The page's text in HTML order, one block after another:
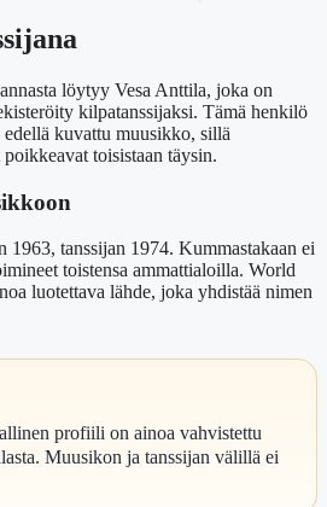
löytyy Vesa Anttila, joka on
kilpatanssijaksi. Tämä henkilö
kuvattu muusikko, sillä
toisistaan täysin.
tanssijan 1974. Kummastakaan ei
toistensa ammattialoilla. World
luotettava lähde, joka yhdistää nimen
profiili on ainoa vahvistettu
Muusikon ja tanssijan välillä ei